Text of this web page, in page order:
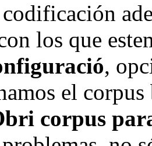
los que
,
el
corpus